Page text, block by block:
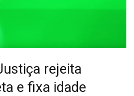
rejeita
e fixa idade